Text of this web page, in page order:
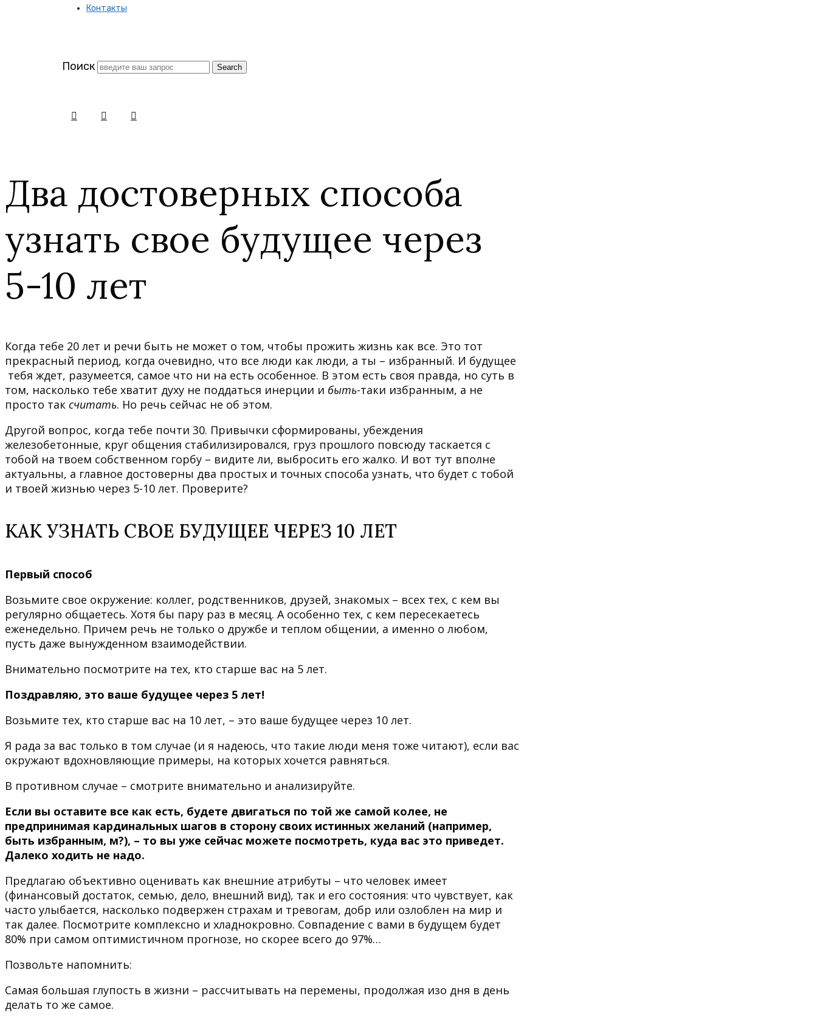
Контакты
Поиск
Два достоверных способа
узнать свое будущее через
5-10 лет
Когда тебе 20 лет и речи быть не может о том, чтобы прожить жизнь как все. Это тот
прекрасный период, когда очевидно, что все люди как люди, а ты – избранный. И будущее
тебя ждет, разумеется, самое что ни на есть особенное. В этом есть своя правда, но суть в
том, насколько тебе хватит духу не поддаться инерции и быть-таки избранным, а не
просто так считать. Но речь сейчас не об этом.
Другой вопрос, когда тебе почти 30. Привычки сформированы, убеждения
железобетонные, круг общения стабилизировался, груз прошлого повсюду таскается с
тобой на твоем собственном горбу – видите ли, выбросить его жалко. И вот тут вполне
актуальны, а главное достоверны два простых и точных способа узнать, что будет с тобой
и твоей жизнью через 5-10 лет. Проверите?
КАК УЗНАТЬ СВОЕ БУДУЩЕЕ ЧЕРЕЗ 10 ЛЕТ
Первый способ
Возьмите свое окружение: коллег, родственников, друзей, знакомых – всех тех, с кем вы
регулярно общаетесь. Хотя бы пару раз в месяц. А особенно тех, с кем пересекаетесь
еженедельно. Причем речь не только о дружбе и теплом общении, а именно о любом,
пусть даже вынужденном взаимодействии.
Внимательно посмотрите на тех, кто старше вас на 5 лет.
Поздравляю, это ваше будущее через 5 лет!
Возьмите тех, кто старше вас на 10 лет, – это ваше будущее через 10 лет.
Я рада за вас только в том случае (и я надеюсь, что такие люди меня тоже читают), если вас
окружают вдохновляющие примеры, на которых хочется равняться.
В противном случае – смотрите внимательно и анализируйте.
Если вы оставите все как есть, будете двигаться по той же самой колее, не
предпринимая кардинальных шагов в сторону своих истинных желаний (например,
быть избранным, м?), – то вы уже сейчас можете посмотреть, куда вас это приведет.
Далеко ходить не надо.
Предлагаю объективно оценивать как внешние атрибуты – что человек имеет
(финансовый достаток, семью, дело, внешний вид), так и его состояния: что чувствует, как
часто улыбается, насколько подвержен страхам и тревогам, добр или озлоблен на мир и
так далее. Посмотрите комплексно и хладнокровно. Совпадение с вами в будущем будет
80% при самом оптимистичном прогнозе, но скорее всего до 97%…
Позвольте напомнить:
Самая большая глупость в жизни – рассчитывать на перемены, продолжая изо дня в день
делать то же самое.